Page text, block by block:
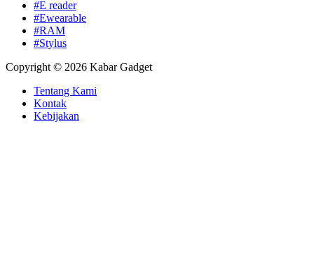
#E reader
#Ewearable
#RAM
#Stylus
Copyright © 2026 Kabar Gadget
Tentang Kami
Kontak
Kebijakan